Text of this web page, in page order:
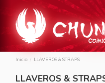
Inicio LLAVEROS & STRAPS
LLAVEROS &